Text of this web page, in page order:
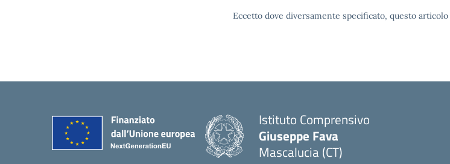
Eccetto dove diversamente specificato, questo
Istituto Comprensivo
Giuseppe Fava
Mascalucia (CT)